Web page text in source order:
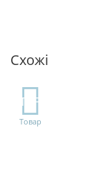
Схожі
TOP
Товар